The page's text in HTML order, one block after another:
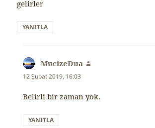
gelirler
YANITLA
MucizeDua
12 Şubat 2019, 16:03
Belirli bir zaman yok.
YANITLA